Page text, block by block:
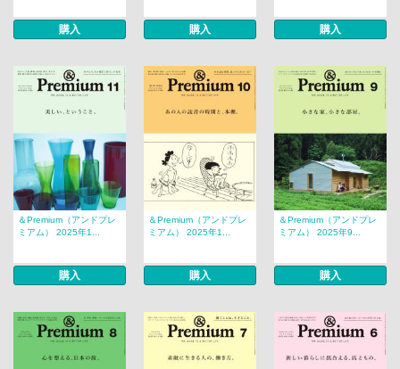
購入 購入 購入
＆Premium（アンドプレ
ミアム） 2025年1...
購入
＆Premium（アンドプレ
ミアム） 2025年1...
購入
＆Premium（アンドプレ
ミアム） 2025年9...
購入